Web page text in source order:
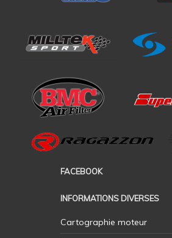
FACEBOOK
INFORMATIONS DIVERSES
Cartographie moteur